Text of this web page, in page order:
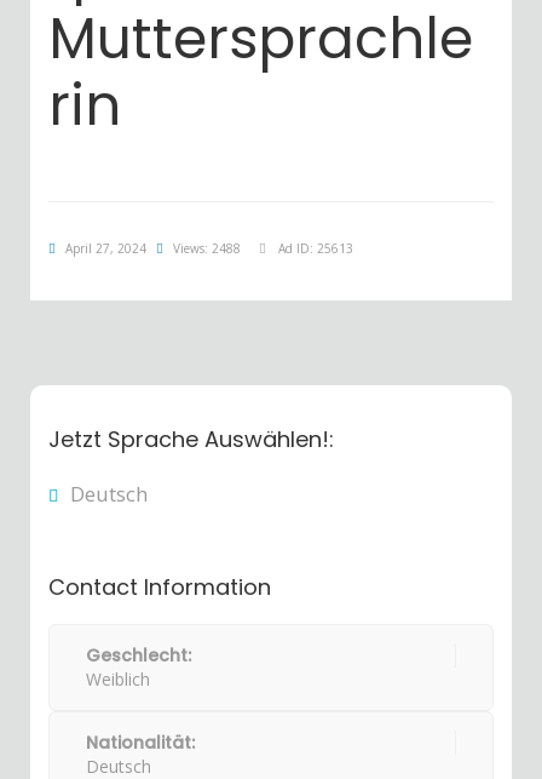
Muttersprachle
rin
April 27, 2024 Views: 2488 Ad ID: 25613
Jetzt Sprache Auswählen!:
Deutsch
Contact Information
Geschlecht:
Weiblich
Nationalität:
Deutsch